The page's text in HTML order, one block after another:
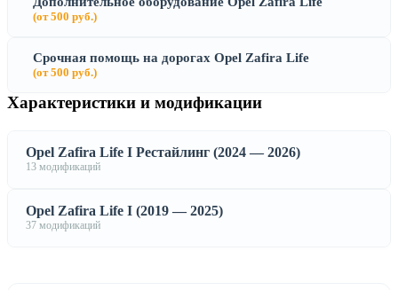
(от 500 руб.)
Срочная помощь на дорогах Opel Zafira Life
(от 500 руб.)
Характеристики и модификации
Opel Zafira Life I Рестайлинг (2024 — 2026)
13 модификаций
Opel Zafira Life I (2019 — 2025)
37 модификаций